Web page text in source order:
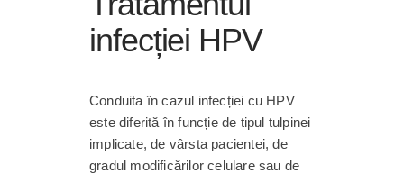
infecției HPV
Conduita în cazul infecției cu HPV
este diferită în funcție de tipul tulpinei
implicate, de vârsta pacientei, de
gradul modificărilor celulare sau de